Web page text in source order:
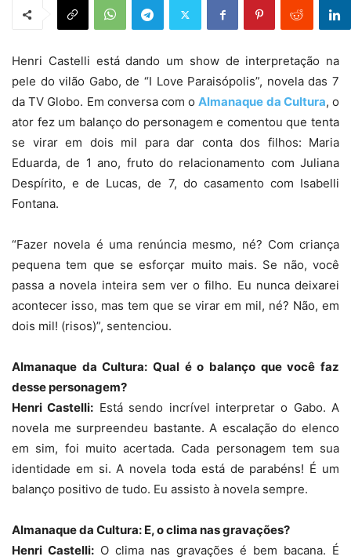
Henri Castelli está dando um show de interpretação na
pele do vilão Gabo, de “I Love Paraisópolis”, novela das 7
da TV Globo. Em conversa com oAlmanaque da Cultura, o
ator fez um balanço do personagem e comentou que tenta
se virar em dois mil para dar conta dos filhos: Maria
Eduarda, de 1 ano, fruto do relacionamento com Juliana
Despírito, e de Lucas, de 7, do casamento com Isabelli
Fontana.
“Fazer novela é uma renúncia mesmo, né? Com criança
pequena tem que se esforçar muito mais. Se não, você
passa a novela inteira sem ver o filho. Eu nunca deixarei
acontecer isso, mas tem que se virar em mil, né? Não, em
dois mil! (risos)”, sentenciou.
Almanaque da Cultura: Qual é o balanço que você faz
desse personagem?
Henri Castelli: Está sendo incrível interpretar o Gabo. A
novela me surpreendeu bastante. A escalação do elenco
em sim, foi muito acertada. Cada personagem tem sua
identidade em si. A novela toda está de parabéns! É um
balanço positivo de tudo. Eu assisto à novela sempre.
Almanaque da Cultura: E, o clima nas gravações?
Henri Castelli: O clima nas gravações é bem bacana. É